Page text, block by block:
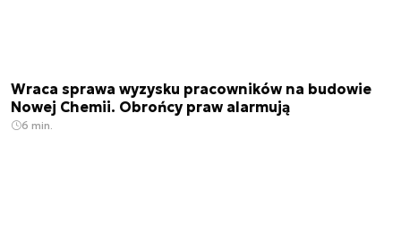
Wraca sprawa wyzysku pracowników na budowie
Nowej Chemii. Obrońcy praw alarmują
6 min.